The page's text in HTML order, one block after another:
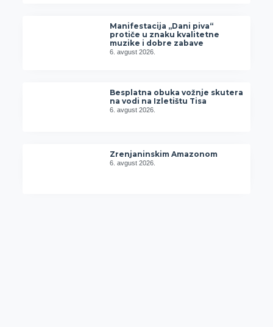
Manifestacija „Dani piva“
protiče u znaku kvalitetne
muzike i dobre zabave
6. avgust 2026.
Besplatna obuka vožnje skutera
na vodi na Izletištu Tisa
6. avgust 2026.
Zrenjaninskim Amazonom
6. avgust 2026.